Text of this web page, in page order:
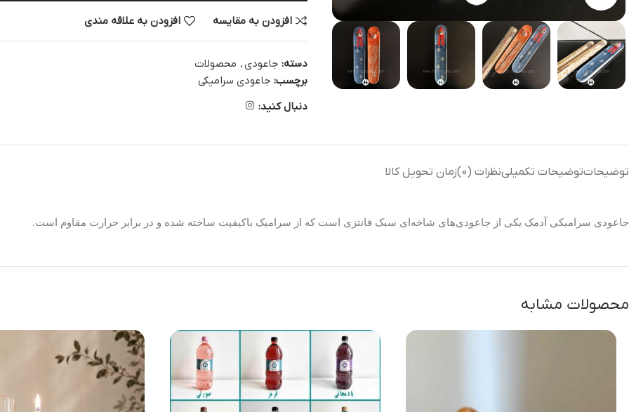
افزودن به مقایسه افزودن به علاقه مندی
دسته: جاعودی, محصولات
برچسب: جاعودی سرامیکی
دنبال کنید:
توضیحاتتوضیحات تکمیلینظرات (0) زمان تحویل کالا
جاعودی سرامیکی آدمک یکی از جاعودی‌های شاخه‌ای سبک فانتزی است که از سرامیک باکیفیت ساخته شده و در برابر حرارت مقاوم است.
محصولات مشابه